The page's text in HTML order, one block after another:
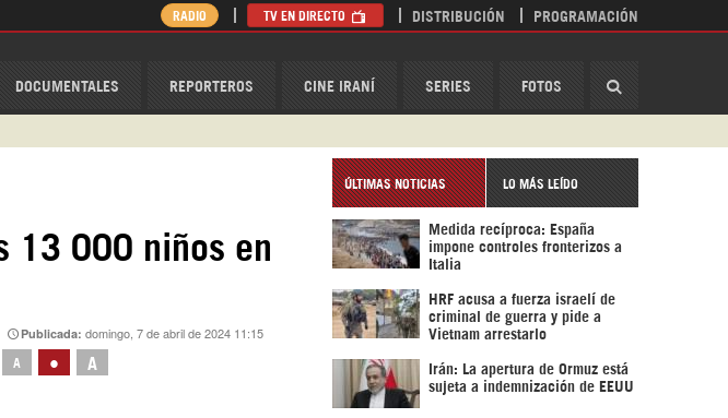
DOCUMENTALES REPORTEROS CINE IRANÍ SERIES FOTOS
RADIO TV EN DIRECTO DISTRIBUCIÓN PROGRAMACIÓN
13 000 niños en
Publicada:domingo, 7 de abril de 2024 11:15
A • A
ÚLTIMAS NOTICIAS LO MÁS LEÍDO
Medida recíproca: España
impone controles fronterizos a
Italia
HRF acusa a fuerza israelí de
criminal de guerra y pide a
Vietnam arrestarlo
Irán: La apertura de Ormuz está
sujeta a indemnización de EEUU